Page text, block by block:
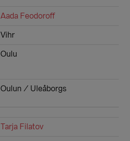
Aada Feodoroff
Vihr
Oulu
Oulun / Uleåborgs
Tarja Filatov